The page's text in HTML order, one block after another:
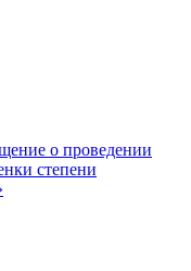
о проведении
степени